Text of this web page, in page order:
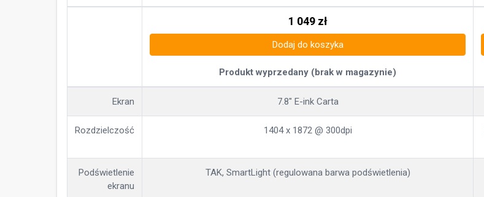
1 049zł
Dodaj do koszyka
Produkt wyprzedany (brak w magazynie)
Ekran 7.8" E-ink Carta
Rozdzielczość 1404 x 1872 @ 300dpi
Podświetlenie
ekranu
TAK, SmartLight (regulowana barwa podświetlenia)